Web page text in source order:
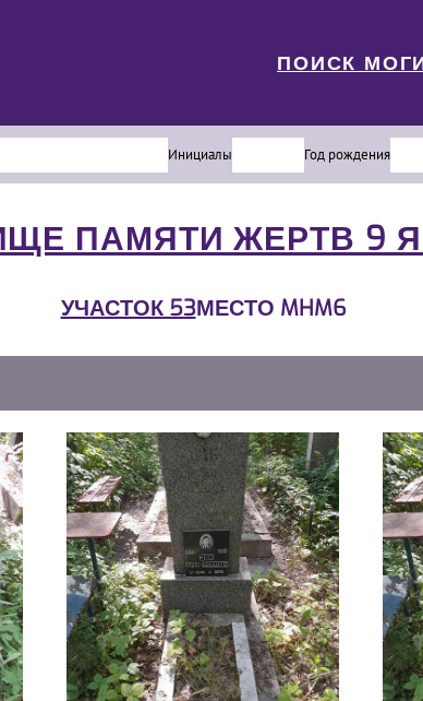
ПОИСК
Инициалы Год рождения
ПАМЯТИ ЖЕРТВ 9
УЧАСТОК 53МЕСТО MHM6